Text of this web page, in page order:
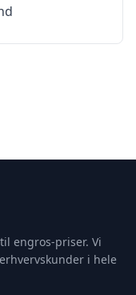
engros-priser. Vi
i hele